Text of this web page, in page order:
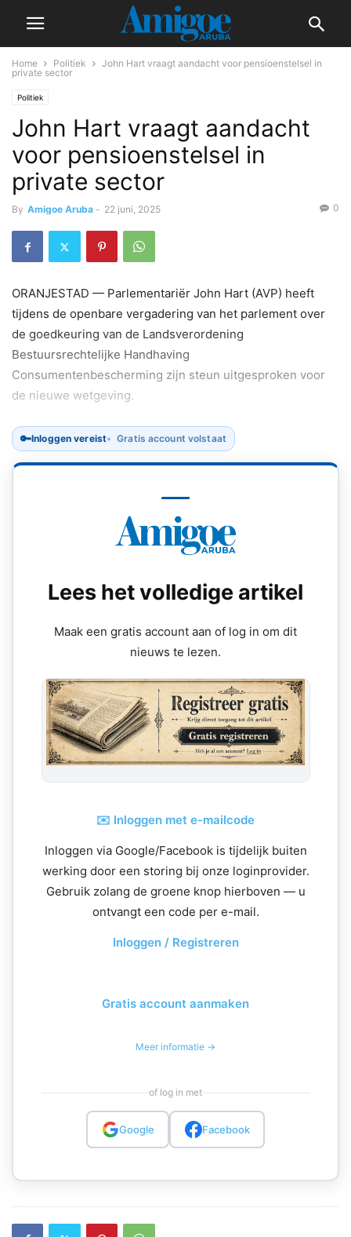
Home Politiek
John Hart vraagt aandacht voor pensioenstelsel in
private sector
Politiek
John Hart vraagt aandacht
voor pensioenstelsel in
private sector
By Amigoe Aruba - 22 juni, 2025 0
ORANJESTAD — Parlementariër John Hart (AVP) heeft
tijdens de openbare vergadering van het parlement over
de goedkeuring van de Landsverordening
Bestuursrechtelijke Handhaving
Consumentenbescherming zijn steun uitgesproken voor
de nieuwe wetgeving.
🔑Inloggen vereist Gratis account volstaat
Lees het volledige artikel
Maak een gratis account aan of log in om dit
nieuws te lezen.
✉️ Inloggen met e-mailcode
Inloggen via Google/Facebook is tijdelijk buiten
werking door een storing bij onze loginprovider.
Gebruik zolang de groene knop hierboven — u
ontvangt een code per e-mail.
Inloggen / Registreren
Gratis account aanmaken
Meer informatie →
of log in met
Google Facebook